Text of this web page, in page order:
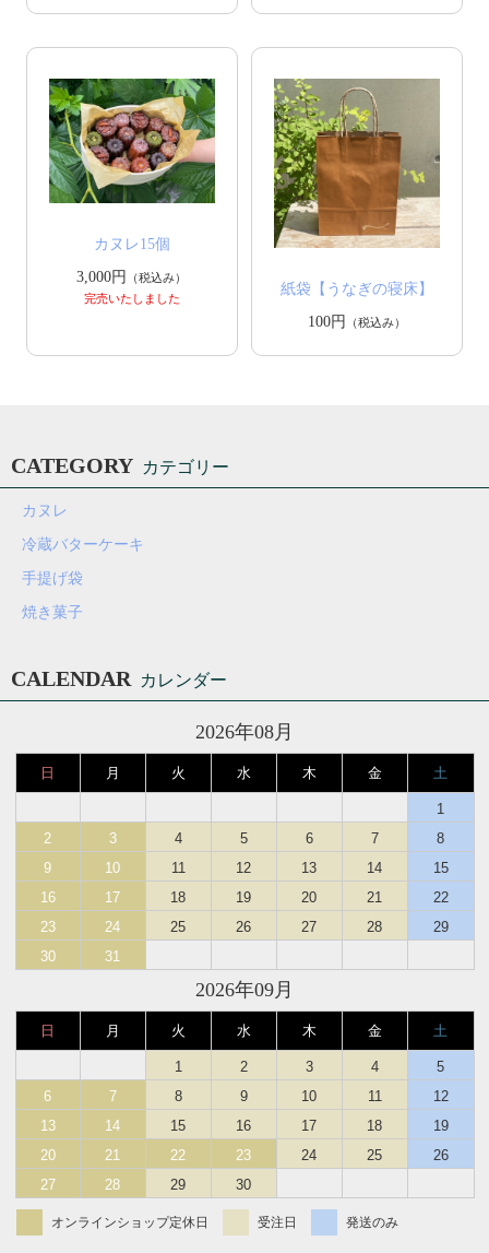
カヌレ15個
3,000円
（税込み）
完売いたしました
紙袋【うなぎの寝床】
100円
（税込み）
CATEGORY カテゴリー
カヌレ
冷蔵バターケーキ
手提げ袋
焼き菓子
CALENDAR カレンダー
2026年08月
日 月 火 水 木 金 土
1
2
3 4 5 6 7
8
9
10 11 12 13 14
15
16
17 18 19 20 21
22
23
24 25 26 27 28
29
30
31
2026年09月
日 月 火 水 木 金 土
1 2 3 4
5
6
7 8 9 10 11
12
13
14 15 16 17 18
19
20
21 22 23 24 25
26
27
28 29 30
オンラインショップ定休日 受注日 発送のみ